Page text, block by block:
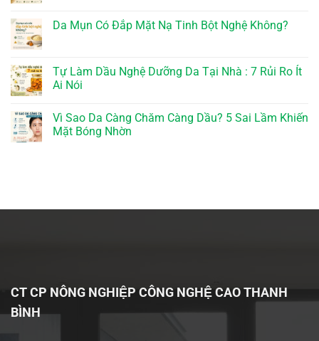
Da Mụn Có Đắp Mặt Nạ Tinh Bột Nghệ Không?
Tự Làm Dầu Nghệ Dưỡng Da Tại Nhà : 7 Rủi Ro Ít
Ai Nói
Vì Sao Da Càng Chăm Càng Dầu? 5 Sai Lầm Khiến
Mặt Bóng Nhờn
CT CP NÔNG NGHIỆP CÔNG NGHỆ CAO THANH
BÌNH